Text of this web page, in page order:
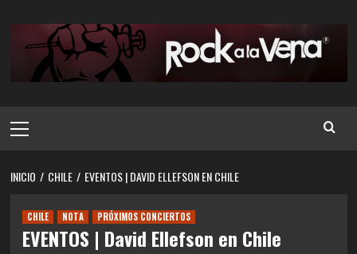
contenido
principal
INICIO CHILE EVENTOS | DAVID ELLEFSON EN CHILE
CHILE NOTA PRÓXIMOS CONCIERTOS
EVENTOS | David Ellefson en Chile